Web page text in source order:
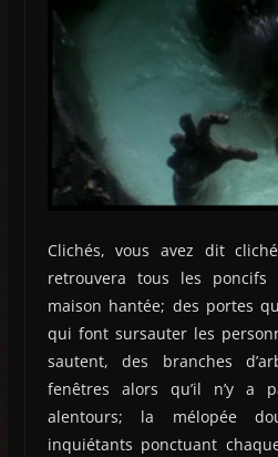
Clichés, vous avez dit
retrouvera tous les
maison hantée; des portes
qui font sursauter les
sautent, des branches
fenêtres alors qu’il n’y a
alentours; la mélopée
inquiétants ponctuant